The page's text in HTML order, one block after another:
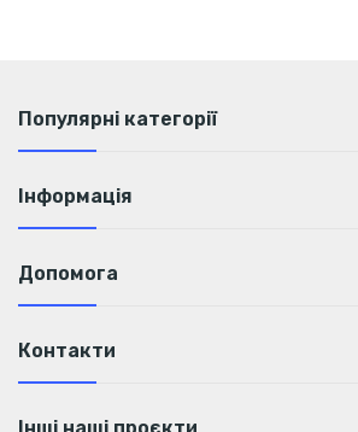
Популярні категорії
Інформація
Допомога
Контакти